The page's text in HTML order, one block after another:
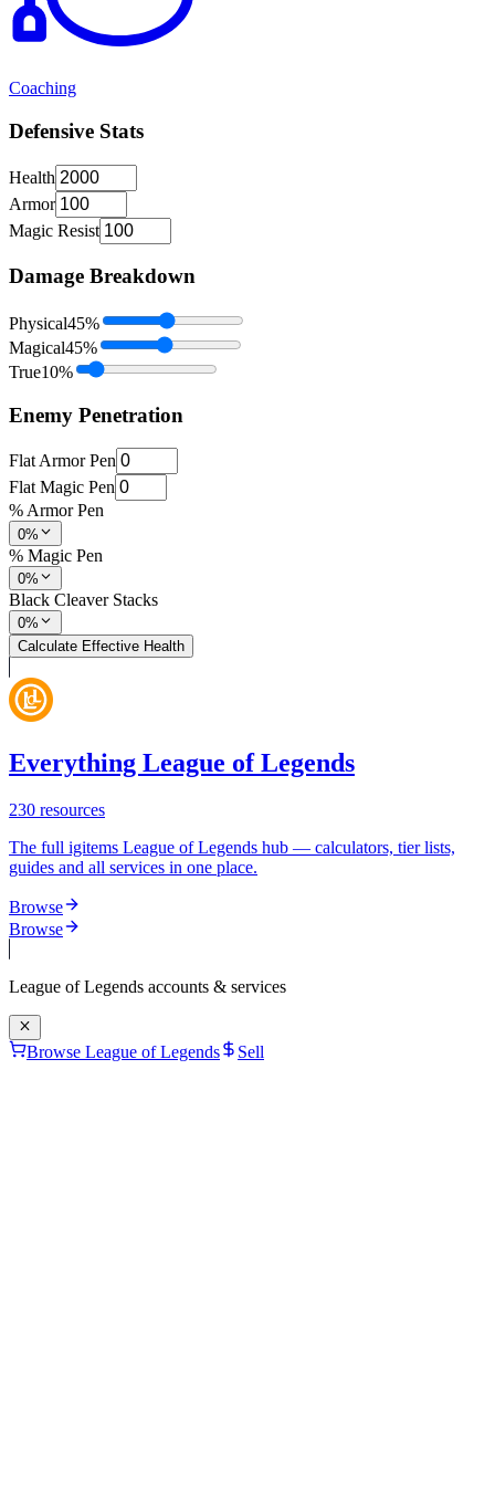
Coaching
Defensive Stats
Health
Armor
Magic Resist
Damage Breakdown
Physical45%
Magical45%
True10%
Enemy Penetration
Flat Armor Pen
Flat Magic Pen
% Armor Pen
0%
% Magic Pen
0%
Black Cleaver Stacks
0%
Calculate Effective Health
Everything League of Legends
230 resources
The full igitems League of Legends hub — calculators, tier lists,
guides and all services in one place.
Browse
Browse
League of Legends accounts & services
Browse League of Legends Sell